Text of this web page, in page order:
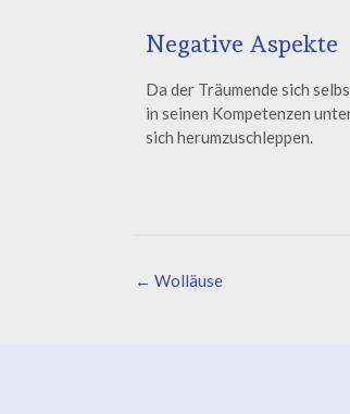
Negative Aspekte
Da der Träumende sich
in seinen Kompetenzen
sich herumzuschleppen.
← Wolläuse